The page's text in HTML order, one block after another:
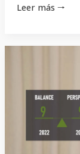
Leer más 🠒
actuales